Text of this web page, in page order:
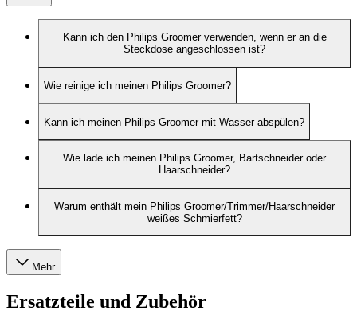
Kann ich den Philips Groomer verwenden, wenn er an die
Steckdose angeschlossen ist?
Wie reinige ich meinen Philips Groomer?
Kann ich meinen Philips Groomer mit Wasser abspülen?
Wie lade ich meinen Philips Groomer, Bartschneider oder
Haarschneider?
Warum enthält mein Philips Groomer/Trimmer/Haarschneider
weißes Schmierfett?
Mehr
Ersatzteile und Zubehör